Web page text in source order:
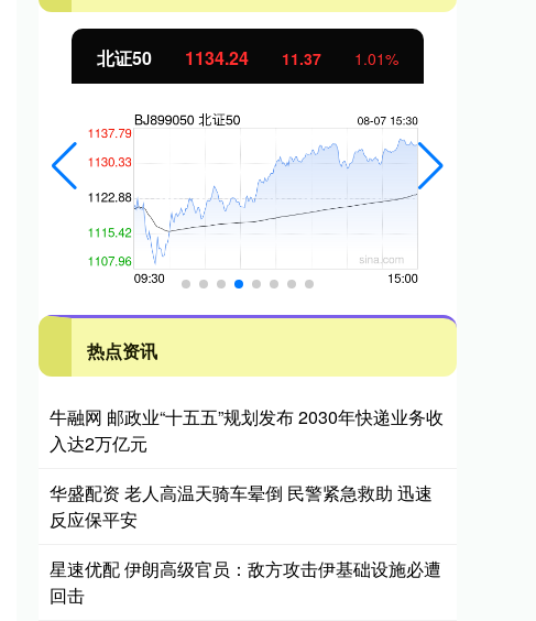
北证50 1134.24 11.37 1.01%
热点资讯
牛融网 邮政业“十五五”规划发布 2030年快递业务收
入达2万亿元
华盛配资 老人高温天骑车晕倒 民警紧急救助 迅速
反应保平安
星速优配 伊朗高级官员：敌方攻击伊基础设施必遭
回击